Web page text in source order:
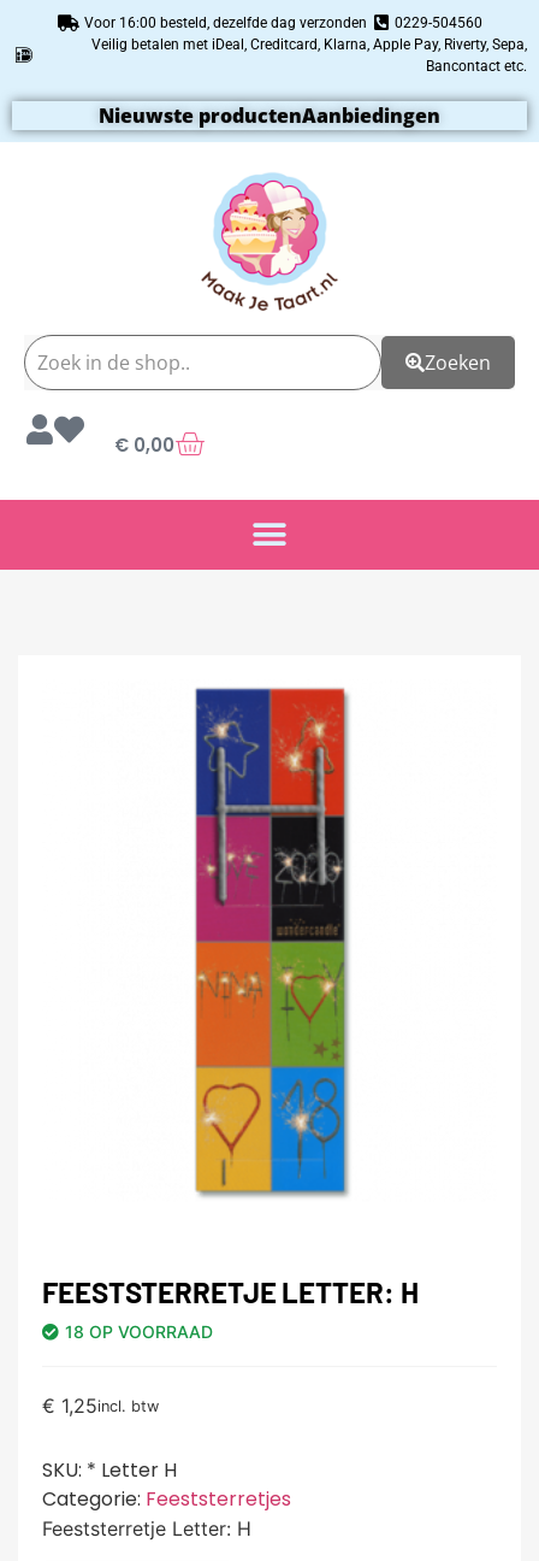
Voor 16:00 besteld, dezelfde dag verzonden
0229-504560
Veilig betalen met iDeal, Creditcard, Klarna, Apple Pay, Riverty, Sepa,
Bancontact etc.
Nieuwste productenAanbiedingen
Zoeken
€ 0,00
FEESTSTERRETJE LETTER: H
18 OP VOORRAAD
€ 1,25incl. btw
SKU: * Letter H
Categorie: Feeststerretjes
Feeststerretje Letter: H